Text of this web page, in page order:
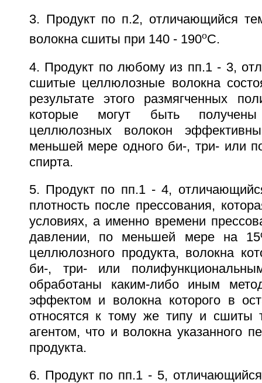
3. Продукт по п.2, отличающийся
волокна сшиты при 140 - 190oC.
4. Продукт по любому из пп.1 - 3,
сшитые целлюлозные волокна
результате этого размягченных
которые могут быть
целлюлозных волокон
меньшей мере одного би-, три- или
спирта.
5. Продукт по пп.1 - 4,
плотность после прессования,
условиях, а именно времени
давлении, по меньшей мере на
целлюлозного продукта, волокна
би-, три- или
обработаны каким-либо иным
эффектом и волокна которого в
относятся к тому же типу и
агентом, что и волокна указанного
продукта.
6. Продукт по пп.1 - 5,